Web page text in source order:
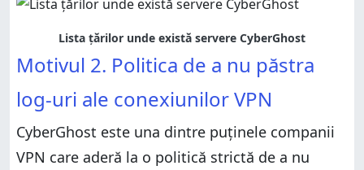
Lista țărilor unde există servere CyberGhost
Motivul 2. Politica de a nu păstra
log-uri ale conexiunilor VPN
CyberGhost este una dintre puținele companii
VPN care aderă la o politică strictă de a nu